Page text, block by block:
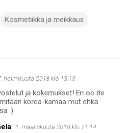
Kosmetiikka ja meikkaus
helmikuuta 2018 klo 13.13
ja kokemukset! En oo ite
korea-kamaa mut ehkä
:)
1. maaliskuuta 2018 klo 11.14